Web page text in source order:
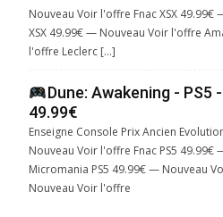
Nouveau Voir l'offre Fnac XSX
XSX 49.99€ — Nouveau Voir l'offre
l'offre Leclerc […]
Dune: Awakening - PS5
49.99€
Enseigne Console Prix Ancien
Nouveau Voir l'offre Fnac PS5
Micromania PS5 49.99€ — Nouveau
Nouveau Voir l'offre